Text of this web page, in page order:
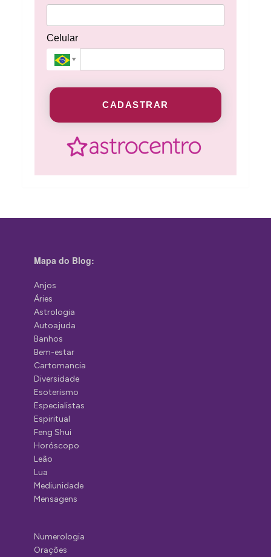
Celular
CADASTRAR
Mapa do Blog:
Anjos
Áries
Astrologia
Autoajuda
Banhos
Bem-estar
Cartomancia
Diversidade
Esoterismo
Especialistas
Espiritual
Feng Shui
Horóscopo
Leão
Lua
Mediunidade
Mensagens
Numerologia
Orações